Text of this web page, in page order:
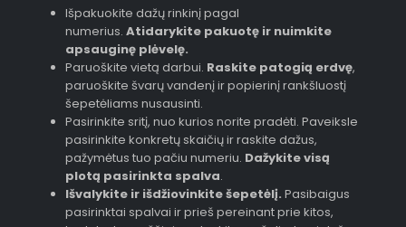
Išpakuokite dažų rinkinį pagal
numerius. Atidarykite pakuotę ir nuimkite
apsauginę plėvelę.
Paruoškite vietą darbui. Raskite patogią erdvę,
paruoškite švarų vandenį ir popierinį rankšluostį
šepetėliams nusausinti.
Pasirinkite sritį, nuo kurios norite pradėti. Paveiksle
pasirinkite konkretų skaičių ir raskite dažus,
pažymėtus tuo pačiu numeriu. Dažykite visą
plotą pasirinkta spalva.
Išvalykite ir išdžiovinkite šepetėlį. Pasibaigus
pasirinktai spalvai ir prieš pereinant prie kitos,